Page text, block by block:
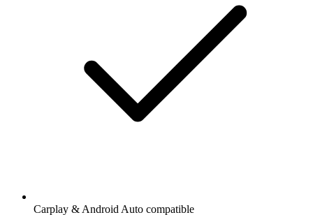
Carplay & Android Auto compatible